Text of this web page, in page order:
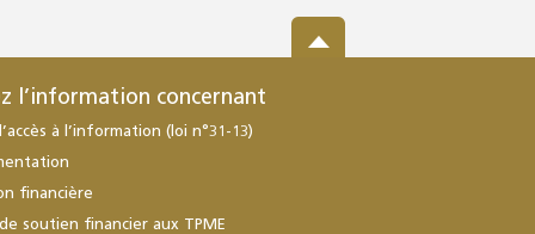
l’information concernant
à l’information (loi n°31-13)
financière
soutien financier aux TPME